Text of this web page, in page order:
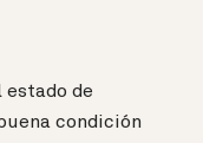
estado de
condición